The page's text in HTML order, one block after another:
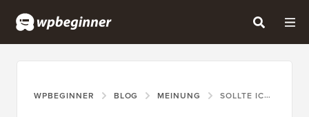
WPBEGINNER BLOG MEINUNG SOLLTE ICH WORDPRESS-PLUGINS DIE ERLAUBNIS GEBEN, DATEN ZU SAMMELN?